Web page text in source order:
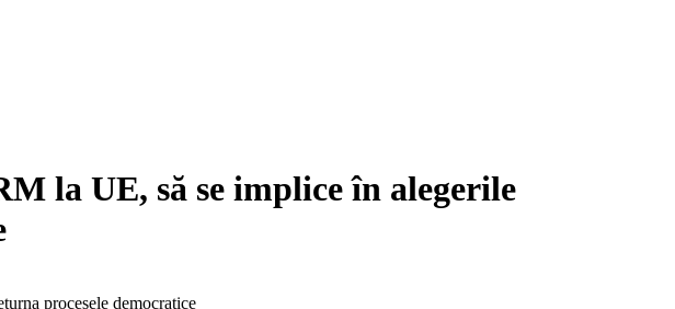
la UE, să se implice în alegerile